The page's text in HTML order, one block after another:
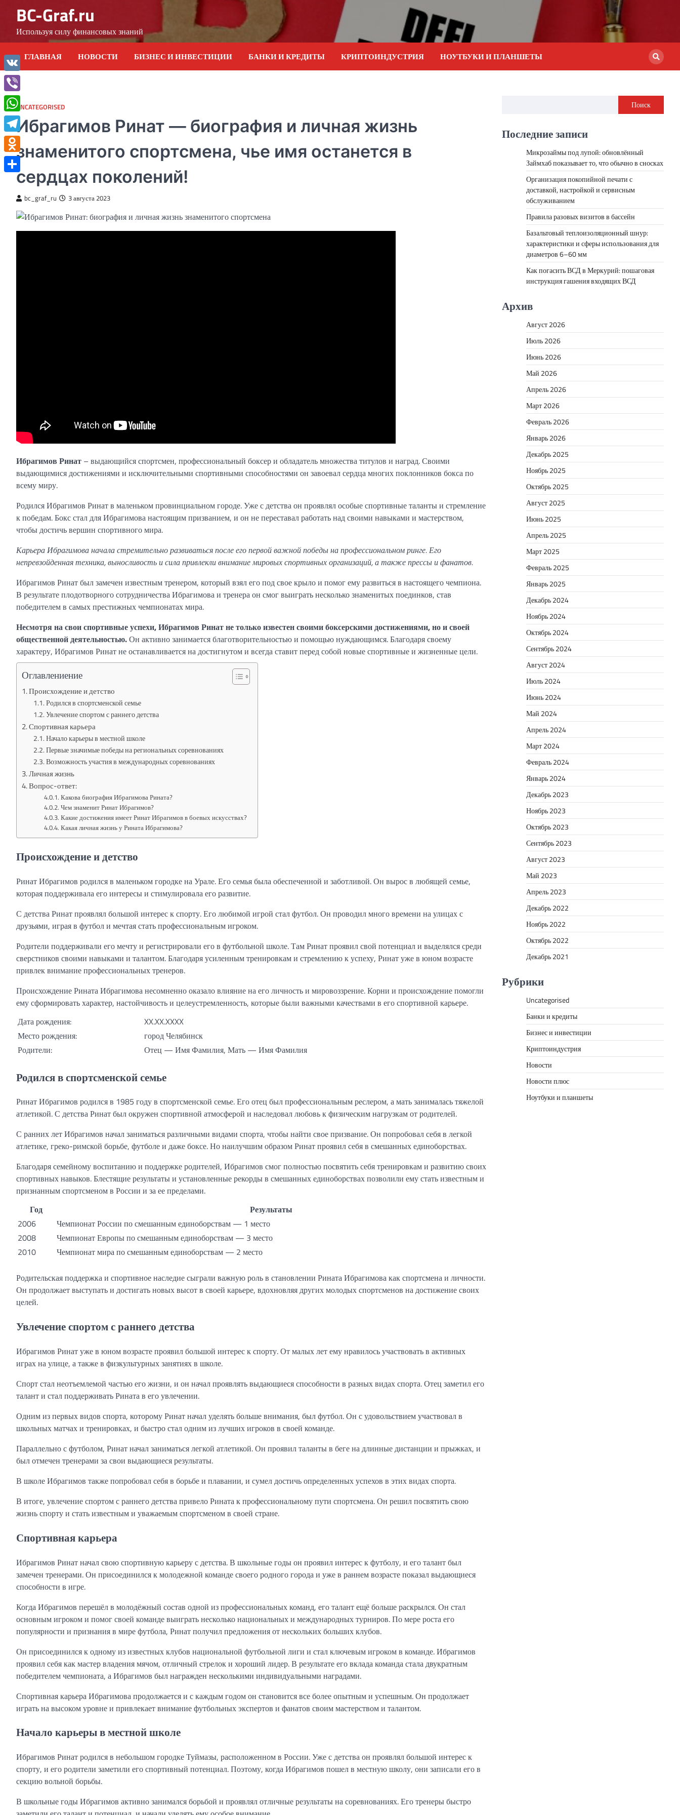
content
BC-Graf.ru
Используя силу финансовых знаний
ГЛАВНАЯ НОВОСТИ БИЗНЕС И ИНВЕСТИЦИИ БАНКИ И КРЕДИТЫ КРИПТОИНДУСТРИЯ НОУТБУКИ И ПЛАНШЕТЫ
UNCATEGORISED
Ибрагимов Ринат — биография и личная жизнь
знаменитого спортсмена, чье имя останется в
сердцах поколений!
bc_graf_ru 3 августа 2023
Ибрагимов Ринат – выдающийся спортсмен, профессиональный боксер и обладатель множества титулов и наград. Своими
выдающимися достижениями и исключительными спортивными способностями он завоевал сердца многих поклонников бокса по
всему миру.
Родился Ибрагимов Ринат в маленьком провинциальном городе. Уже с детства он проявлял особые спортивные таланты и стремление
к победам. Бокс стал для Ибрагимова настоящим призванием, и он не переставал работать над своими навыками и мастерством,
чтобы достичь вершин спортивного мира.
Карьера Ибрагимова начала стремительно развиваться после его первой важной победы на профессиональном ринге. Его
непревзойденная техника, выносливость и сила привлекли внимание мировых спортивных организаций, а также прессы и фанатов.
Ибрагимов Ринат был замечен известным тренером, который взял его под свое крыло и помог ему развиться в настоящего чемпиона.
В результате плодотворного сотрудничества Ибрагимова и тренера он смог выиграть несколько знаменитых поединков, став
победителем в самых престижных чемпионатах мира.
Несмотря на свои спортивные успехи, Ибрагимов Ринат не только известен своими боксерскими достижениями, но и своей
общественной деятельностью.Он активно занимается благотворительностью и помощью нуждающимся. Благодаря своему
характеру, Ибрагимов Ринат не останавливается на достигнутом и всегда ставит перед собой новые спортивные и жизненные цели.
Оглавлениение
Происхождение и детство
Родился в спортсменской семье
Увлечение спортом с раннего детства
Спортивная карьера
Начало карьеры в местной школе
Первые значимые победы на региональных соревнованиях
Возможность участия в международных соревнованиях
Личная жизнь
Вопрос-ответ:
Какова биография Ибрагимова Рината?
Чем знаменит Ринат Ибрагимов?
Какие достижения имеет Ринат Ибрагимов в боевых искусствах?
Какая личная жизнь у Рината Ибрагимова?
Происхождение и детство
Ринат Ибрагимов родился в маленьком городке на Урале. Его семья была обеспеченной и заботливой. Он вырос в любящей семье,
которая поддерживала его интересы и стимулировала его развитие.
С детства Ринат проявлял большой интерес к спорту. Его любимой игрой стал футбол. Он проводил много времени на улицах с
друзьями, играя в футбол и мечтая стать профессиональным игроком.
Родители поддерживали его мечту и регистрировали его в футбольной школе. Там Ринат проявил свой потенциал и выделялся среди
сверстников своими навыками и талантом. Благодаря усиленным тренировкам и стремлению к успеху, Ринат уже в юном возрасте
привлек внимание профессиональных тренеров.
Происхождение Рината Ибрагимова несомненно оказало влияние на его личность и мировоззрение. Корни и происхождение помогли
ему сформировать характер, настойчивость и целеустремленность, которые были важными качествами в его спортивной карьере.
Дата рождения:
XX.XX.XXXX
Место рождения:
город Челябинск
Родители:
Отец — Имя Фамилия, Мать — Имя Фамилия
Родился в спортсменской семье
Ринат Ибрагимов родился в 1985 году в спортсменской семье. Его отец был профессиональным реслером, а мать занималась тяжелой
атлетикой. С детства Ринат был окружен спортивной атмосферой и наследовал любовь к физическим нагрузкам от родителей.
С ранних лет Ибрагимов начал заниматься различными видами спорта, чтобы найти свое призвание. Он попробовал себя в легкой
атлетике, греко-римской борьбе, футболе и даже боксе. Но наилучшим образом Ринат проявил себя в смешанных единоборствах.
Благодаря семейному воспитанию и поддержке родителей, Ибрагимов смог полностью посвятить себя тренировкам и развитию своих
спортивных навыков. Блестящие результаты и установленные рекорды в смешанных единоборствах позволили ему стать известным и
признанным спортсменом в России и за ее пределами.
Год
Результаты
2006
Чемпионат России по смешанным единоборствам — 1 место
2008
Чемпионат Европы по смешанным единоборствам — 3 место
2010
Чемпионат мира по смешанным единоборствам — 2 место
Родительская поддержка и спортивное наследие сыграли важную роль в становлении Рината Ибрагимова как спортсмена и личности.
Он продолжает выступать и достигать новых высот в своей карьере, вдохновляя других молодых спортсменов на достижение своих
целей.
Увлечение спортом с раннего детства
Ибрагимов Ринат уже в юном возрасте проявил большой интерес к спорту. От малых лет ему нравилось участвовать в активных
играх на улице, а также в физкультурных занятиях в школе.
Спорт стал неотъемлемой частью его жизни, и он начал проявлять выдающиеся способности в разных видах спорта. Отец заметил его
талант и стал поддерживать Рината в его увлечении.
Одним из первых видов спорта, которому Ринат начал уделять больше внимания, был футбол. Он с удовольствием участвовал в
школьных матчах и тренировках, и быстро стал одним из лучших игроков в своей команде.
Параллельно с футболом, Ринат начал заниматься легкой атлетикой. Он проявил таланты в беге на длинные дистанции и прыжках, и
был отмечен тренерами за свои выдающиеся результаты.
В школе Ибрагимов также попробовал себя в борьбе и плавании, и сумел достичь определенных успехов в этих видах спорта.
В итоге, увлечение спортом с раннего детства привело Рината к профессиональному пути спортсмена. Он решил посвятить свою
жизнь спорту и стать известным и уважаемым спортсменом в своей стране.
Спортивная карьера
Ибрагимов Ринат начал свою спортивную карьеру с детства. В школьные годы он проявил интерес к футболу, и его талант был
замечен тренерами. Он присоединился к молодежной команде своего родного города и уже в раннем возрасте показал выдающиеся
способности в игре.
Когда Ибрагимов перешёл в молодёжный состав одной из профессиональных команд, его талант ещё больше раскрылся. Он стал
основным игроком и помог своей команде выиграть несколько национальных и международных турниров. По мере роста его
популярности и признания в мире футбола, Ринат получил предложения от нескольких больших клубов.
Он присоединился к одному из известных клубов национальной футбольной лиги и стал ключевым игроком в команде. Ибрагимов
проявил себя как мастер владения мячом, отличный стрелок и хороший лидер. В результате его вклада команда стала двукратным
победителем чемпионата, а Ибрагимов был награжден несколькими индивидуальными наградами.
Спортивная карьера Ибрагимова продолжается и с каждым годом он становится все более опытным и успешным. Он продолжает
играть на высоком уровне и привлекает внимание футбольных экспертов и фанатов своим мастерством и талантом.
Начало карьеры в местной школе
Ибрагимов Ринат родился в небольшом городке Туймазы, расположенном в России. Уже с детства он проявлял большой интерес к
спорту, и его родители заметили его спортивный потенциал. Поэтому, когда Ибрагимов пошел в местную школу, они записали его в
секцию вольной борьбы.
В школьные годы Ибрагимов активно занимался борьбой и проявлял отличные результаты на соревнованиях. Его тренеры быстро
Поиск
Последние записи
Микрозаймы под лупой: обновлённый
Займхаб показывает то, что обычно в сносках
Организация покопийной печати с
доставкой, настройкой и сервисным
обслуживанием
Правила разовых визитов в бассейн
Базальтовый теплоизоляционный шнур:
характеристики и сферы использования для
диаметров 6–60 мм
Как погасить ВСД в Меркурий: пошаговая
инструкция гашения входящих ВСД
Архив
Август 2026
Июль 2026
Июнь 2026
Май 2026
Апрель 2026
Март 2026
Февраль 2026
Январь 2026
Декабрь 2025
Ноябрь 2025
Октябрь 2025
Август 2025
Июнь 2025
Апрель 2025
Март 2025
Февраль 2025
Январь 2025
Декабрь 2024
Ноябрь 2024
Октябрь 2024
Сентябрь 2024
Август 2024
Июль 2024
Июнь 2024
Май 2024
Апрель 2024
Март 2024
Февраль 2024
Январь 2024
Декабрь 2023
Ноябрь 2023
Октябрь 2023
Сентябрь 2023
Август 2023
Май 2023
Апрель 2023
Декабрь 2022
Ноябрь 2022
Октябрь 2022
Декабрь 2021
Рубрики
Uncategorised
Банки и кредиты
Бизнес и инвестиции
Криптоиндустрия
Новости
Новости плюс
Ноутбуки и планшеты
VK
Viber
WhatsApp
Telegram
Odnoklassniki
Отправить